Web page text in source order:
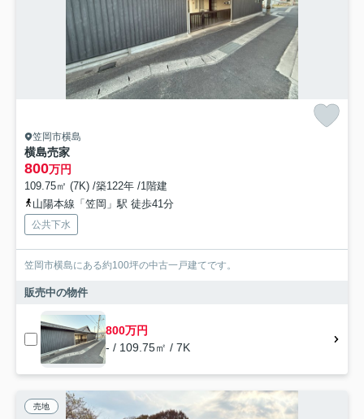
笠岡市横島
横島売家
800万円
109.75㎡ (7K) /築122年 /1階建
山陽本線「笠岡」駅 徒歩41分
公共下水
笠岡市横島にある約100坪の中古一戸建てです。
販売中の物件
800万円
- / 109.75㎡ / 7K
売地